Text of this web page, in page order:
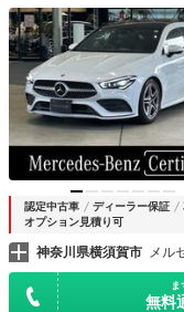
ドパッケージ／ＡＭＧ
ーフ／本革シート／純
モリ付）／アンビエン
ッドアップ
認定中古車 ディーラー保証
オプション見積り可
神奈川県横須賀市
無料